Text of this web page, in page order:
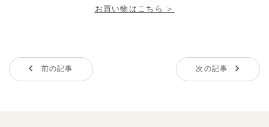
お買い物はこちら ＞
前の記事 次の記事